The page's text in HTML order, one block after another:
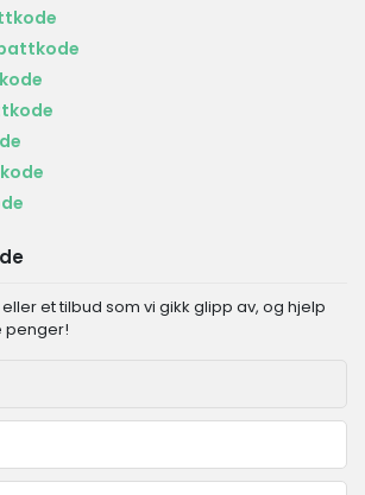
et tilbud som vi gikk glipp av, og hjelp
penger!